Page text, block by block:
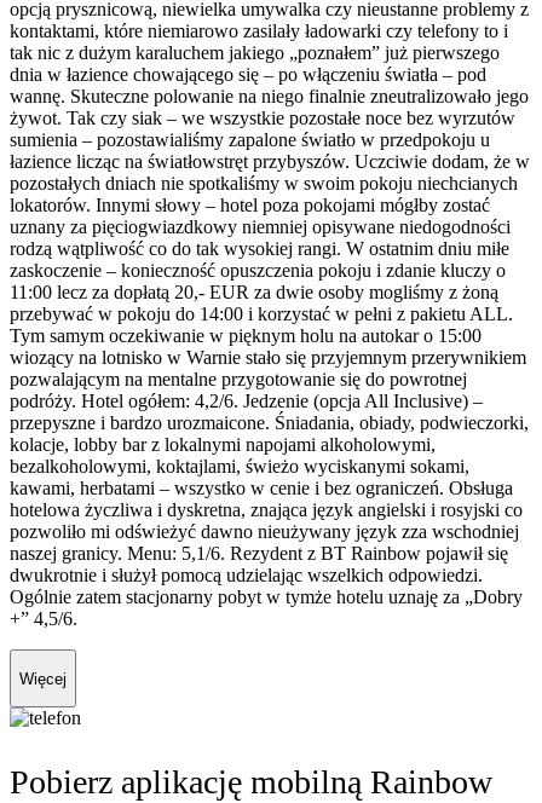
opcją prysznicową, niewielka umywalka czy nieustanne problemy z
kontaktami, które niemiarowo zasilały ładowarki czy telefony to i
tak nic z dużym karaluchem jakiego „poznałem” już pierwszego
dnia w łazience chowającego się – po włączeniu światła – pod
wannę. Skuteczne polowanie na niego finalnie zneutralizowało jego
żywot. Tak czy siak – we wszystkie pozostałe noce bez wyrzutów
sumienia – pozostawialiśmy zapalone światło w przedpokoju u
łazience licząc na światłowstręt przybyszów. Uczciwie dodam, że w
pozostałych dniach nie spotkaliśmy w swoim pokoju niechcianych
lokatorów. Innymi słowy – hotel poza pokojami mógłby zostać
uznany za pięciogwiazdkowy niemniej opisywane niedogodności
rodzą wątpliwość co do tak wysokiej rangi. W ostatnim dniu miłe
zaskoczenie – konieczność opuszczenia pokoju i zdanie kluczy o
11:00 lecz za dopłatą 20,- EUR za dwie osoby mogliśmy z żoną
przebywać w pokoju do 14:00 i korzystać w pełni z pakietu ALL.
Tym samym oczekiwanie w pięknym holu na autokar o 15:00
wiozący na lotnisko w Warnie stało się przyjemnym przerywnikiem
pozwalającym na mentalne przygotowanie się do powrotnej
podróży. Hotel ogółem: 4,2/6. Jedzenie (opcja All Inclusive) –
przepyszne i bardzo urozmaicone. Śniadania, obiady, podwieczorki,
kolacje, lobby bar z lokalnymi napojami alkoholowymi,
bezalkoholowymi, koktajlami, świeżo wyciskanymi sokami,
kawami, herbatami – wszystko w cenie i bez ograniczeń. Obsługa
hotelowa życzliwa i dyskretna, znająca język angielski i rosyjski co
pozwoliło mi odświeżyć dawno nieużywany język zza wschodniej
naszej granicy. Menu: 5,1/6. Rezydent z BT Rainbow pojawił się
dwukrotnie i służył pomocą udzielając wszelkich odpowiedzi.
Ogólnie zatem stacjonarny pobyt w tymże hotelu uznaję za „Dobry
+” 4,5/6.
Więcej
Pobierz aplikację mobilną Rainbow